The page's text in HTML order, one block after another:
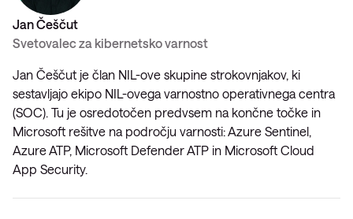
Jan Češčut
Svetovalec za kibernetsko varnost
Jan Češčut je član NIL-ove skupine strokovnjakov, ki
sestavljajo ekipo NIL-ovega varnostno operativnega centra
(SOC). Tu je osredotočen predvsem na končne točke in
Microsoft rešitve na področju varnosti: Azure Sentinel,
Azure ATP, Microsoft Defender ATP in Microsoft Cloud
App Security.